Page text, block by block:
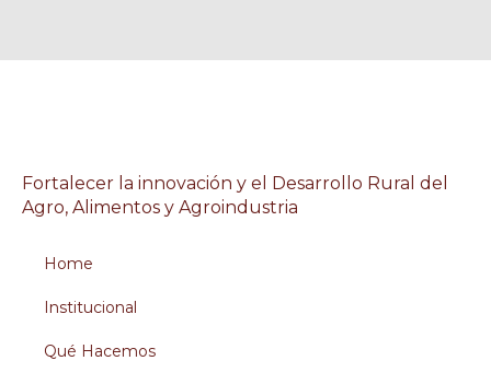
Fortalecer la innovación y el Desarrollo Rural del
Agro, Alimentos y Agroindustria
Home
Institucional
Qué Hacemos